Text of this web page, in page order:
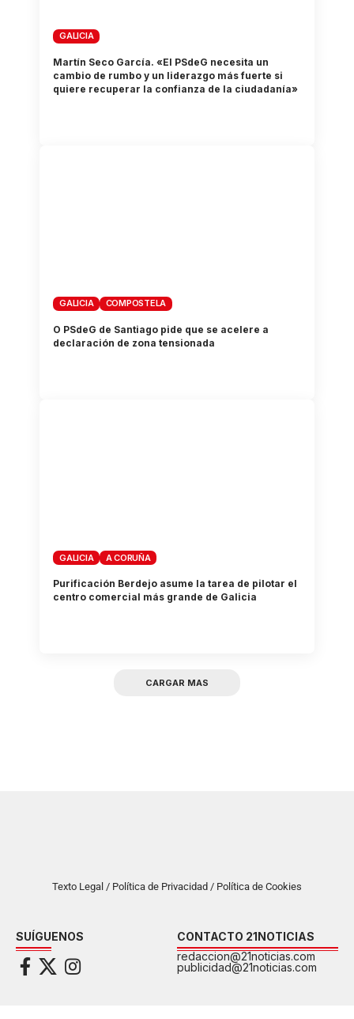
GALICIA
Martín Seco García. «El PSdeG necesita un
cambio de rumbo y un liderazgo más fuerte si
quiere recuperar la confianza de la ciudadanía»
GALICIA COMPOSTELA
O PSdeG de Santiago pide que se acelere a
declaración de zona tensionada
GALICIA A CORUÑA
Purificación Berdejo asume la tarea de pilotar el
centro comercial más grande de Galicia
CARGAR MAS
Texto Legal / Política de Privacidad / Política de Cookies
SUÍGUENOS
CONTACTO 21NOTICIAS
redaccion@21noticias.com
publicidad@21noticias.com